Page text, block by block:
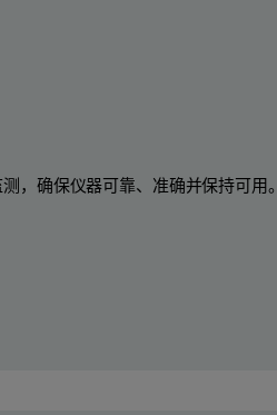
，确保仪器可靠、准确并保持可用。